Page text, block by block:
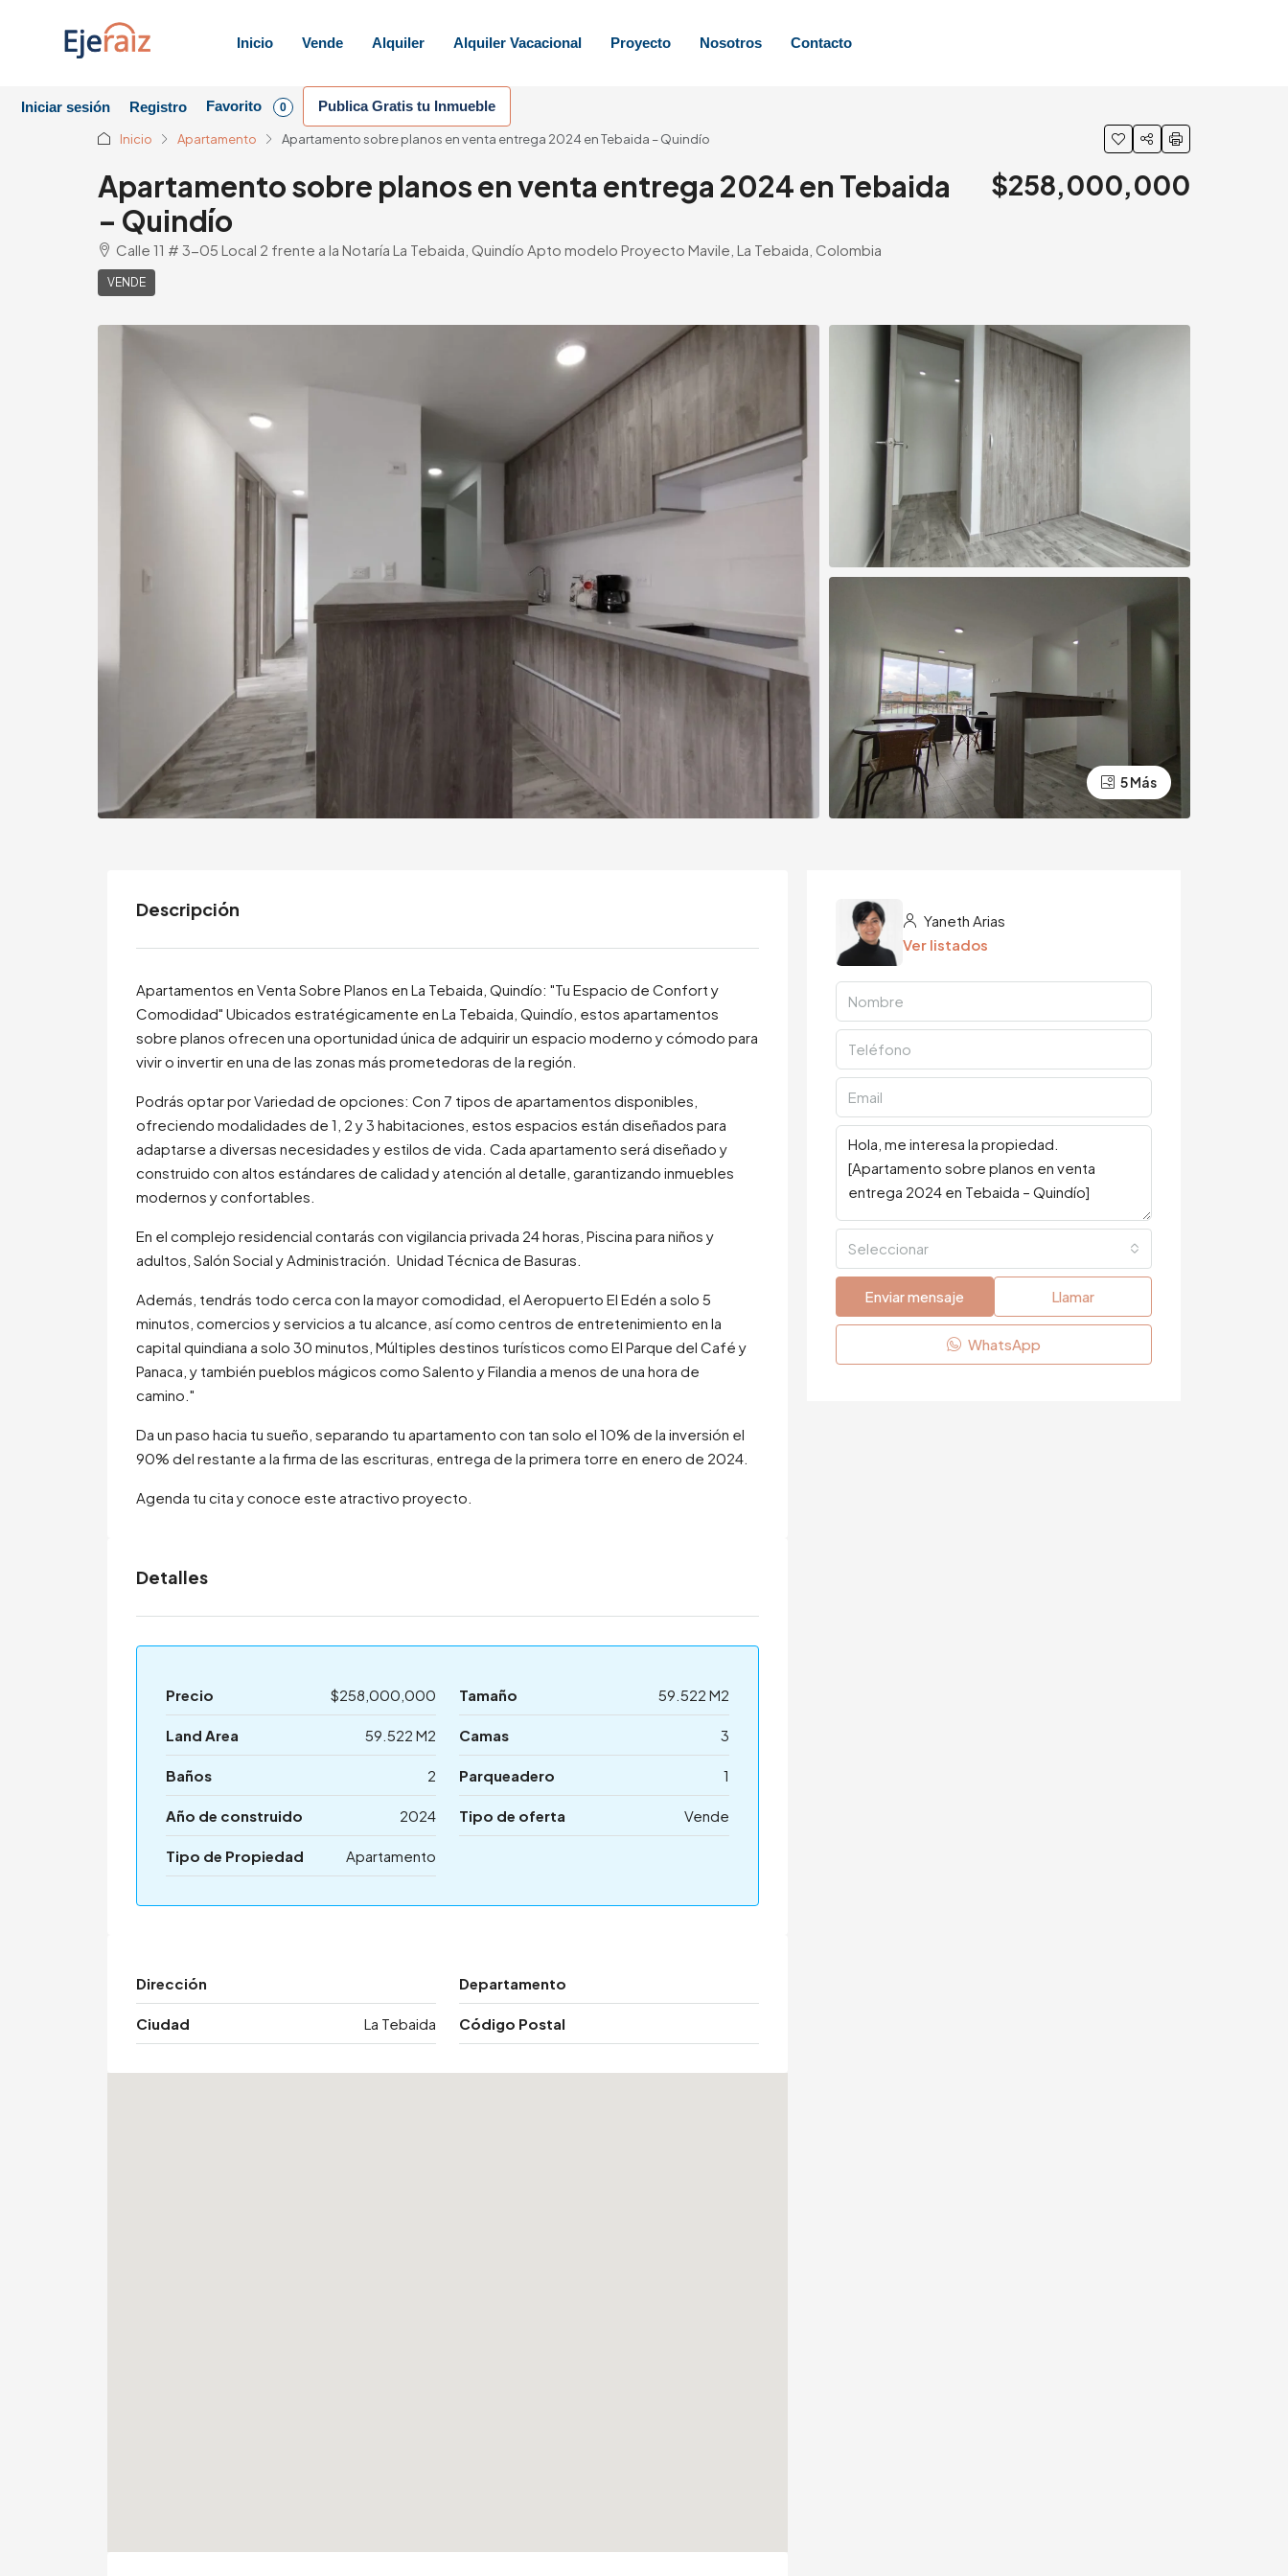
Inicio Vende Alquiler Alquiler Vacacional Proyecto Nosotros Contacto
Iniciar sesión Registro Favorito 0 Publica Gratis tu Inmueble
Inicio Apartamento Apartamento sobre planos en venta entrega 2024 en Tebaida – Quindío
Apartamento sobre planos en venta entrega 2024 en Tebaida
– Quindío
Calle 11 # 3-05 Local 2 frente a la Notaría La Tebaida, Quindío Apto modelo Proyecto Mavile, La Tebaida, Colombia
VENDE
$258,000,000
5 Más
Descripción
Apartamentos en Venta Sobre Planos en La Tebaida, Quindío: "Tu Espacio de Confort y
Comodidad" Ubicados estratégicamente en La Tebaida, Quindío, estos apartamentos
sobre planos ofrecen una oportunidad única de adquirir un espacio moderno y cómodo para
vivir o invertir en una de las zonas más prometedoras de la región.
Podrás optar por Variedad de opciones: Con 7 tipos de apartamentos disponibles,
ofreciendo modalidades de 1, 2 y 3 habitaciones, estos espacios están diseñados para
adaptarse a diversas necesidades y estilos de vida. Cada apartamento será diseñado y
construido con altos estándares de calidad y atención al detalle, garantizando inmuebles
modernos y confortables.
En el complejo residencial contarás con vigilancia privada 24 horas, Piscina para niños y
adultos, Salón Social y Administración. Unidad Técnica de Basuras.
Además, tendrás todo cerca con la mayor comodidad, el Aeropuerto El Edén a solo 5
minutos, comercios y servicios a tu alcance, así como centros de entretenimiento en la
capital quindiana a solo 30 minutos, Múltiples destinos turísticos como El Parque del Café y
Panaca, y también pueblos mágicos como Salento y Filandia a menos de una hora de
camino."
Da un paso hacia tu sueño, separando tu apartamento con tan solo el 10% de la inversión el
90% del restante a la firma de las escrituras, entrega de la primera torre en enero de 2024.
Agenda tu cita y conoce este atractivo proyecto.
Detalles
Precio $258,000,000 Tamaño 59.522 M2
Land Area 59.522 M2 Camas 3
Baños 2 Parqueadero 1
Año de construido 2024 Tipo de oferta Vende
Tipo de Propiedad Apartamento
Dirección Departamento
Ciudad La Tebaida Código Postal
Yaneth Arias
Ver listados
Seleccionar
Enviar mensaje Llamar
WhatsApp